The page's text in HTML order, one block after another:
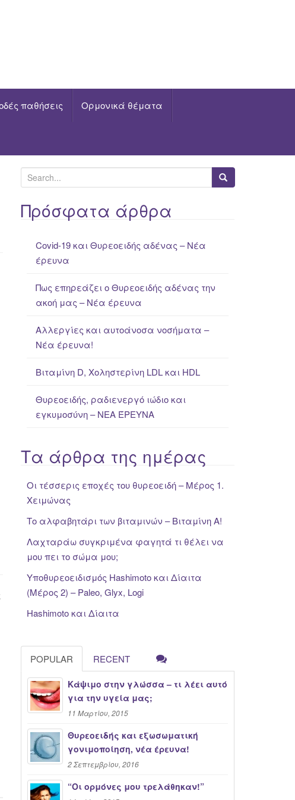
παθήσεις Ορμονικά θέματα
e
a
rΠρόσφατα άρθρα
Covid-19 και Θυρεοειδής αδένας – Νέα
έρευνα
Πως επηρεάζει ο Θυρεοειδής αδένας την
ακοή μας – Νέα έρευνα
Αλλεργίες και αυτοάνοσα νοσήματα –
Νέα έρευνα!
Βιταμίνη D, Χοληστερίνη LDL και HDL
Θυρεοειδής, ραδιενεργό ιώδιο και
εγκυμοσύνη – ΝΕΑ ΈΡΕΥΝΑ
Τα άρθρα της ημέρας
Οι τέσσερις εποχές του θυρεοειδή – Μέρος 1.
Χειμώνας
Το αλφαβητάρι των βιταμινών – Βιταμίνη Α!
Λαχταράω συγκριμένα φαγητά τι θέλει να
μου πει το σώμα μου;
Υποθυρεοειδισμός Hashimoto και Δίαιτα
(Μέρος 2) – Paleo, Glyx, Logi
Hashimoto και Δίαιτα
POPULAR RECENT
Κάψιμο στην γλώσσα – τι λέει αυτό
για την υγεία μας;
11 Μαρτίου, 2015
Θυρεοειδής και εξωσωματική
γονιμοποίηση, νέα έρευνα!
2 Σεπτεμβρίου, 2016
“Oι ορμόνες μου τρελάθηκαν!”